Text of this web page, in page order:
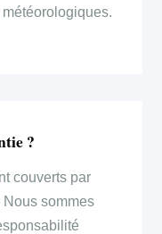
?
couverts par
sommes